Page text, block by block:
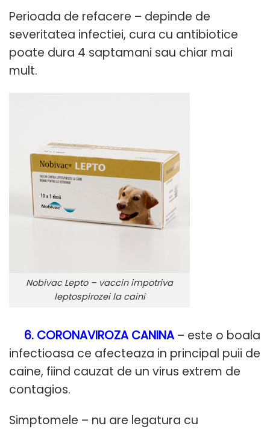
Perioada de refacere – depinde de
severitatea infectiei, cura cu antibiotice
poate dura 4 saptamani sau chiar mai
mult.
Nobivac Lepto – vaccin impotriva
leptospirozei la caini
6. CORONAVIROZA CANINA – este o boala
infectioasa ce afecteaza in principal puii de
caine, fiind cauzat de un virus extrem de
contagios.
Simptomele – nu are legatura cu